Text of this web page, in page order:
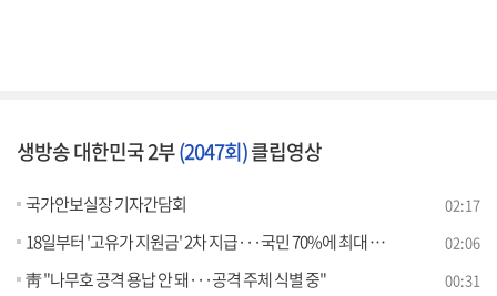
생방송 대한민국 2부(2047회)클립영상
국가안보실장 기자간담회 02:17
18일부터 '고유가 지원금' 2차 지급···국민 70%에 최대 25만원 02:06
靑 "나무호 공격 용납 안 돼···공격 주체 식별 중" 00:31